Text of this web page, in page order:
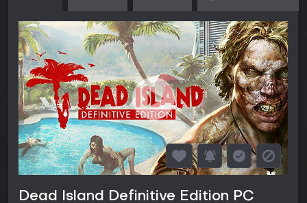
Dead Island Definitive Edition PC